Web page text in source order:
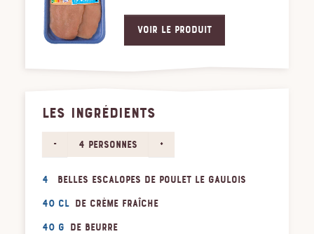
Voir le produit
LES INGRÉDIENTS
- 4 personnes +
4 Belles Escalopes de poulet Le Gaulois
40 cl de crème fraîche
40 g de beurre